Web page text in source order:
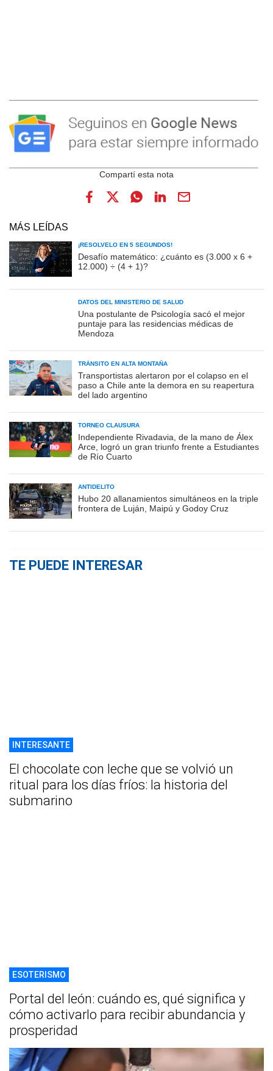
MÁS LEÍDAS
¡RESOLVELO EN 5 SEGUNDOS!
Desafío matemático: ¿cuánto es (3.000 x 6 +
12.000) ÷ (4 + 1)?
DATOS DEL MINISTERIO DE SALUD
Una postulante de Psicología sacó el mejor
puntaje para las residencias médicas de
Mendoza
TRÁNSITO EN ALTA MONTAÑA
Transportistas alertaron por el colapso en el
paso a Chile ante la demora en su reapertura
del lado argentino
TORNEO CLAUSURA
Independiente Rivadavia, de la mano de Álex
Arce, logró un gran triunfo frente a Estudiantes
de Río Cuarto
ANTIDELITO
Hubo 20 allanamientos simultáneos en la triple
frontera de Luján, Maipú y Godoy Cruz
TE PUEDE INTERESAR
INTERESANTE
El chocolate con leche que se volvió un
ritual para los días fríos: la historia del
submarino
ESOTERISMO
Portal del león: cuándo es, qué significa y
cómo activarlo para recibir abundancia y
prosperidad